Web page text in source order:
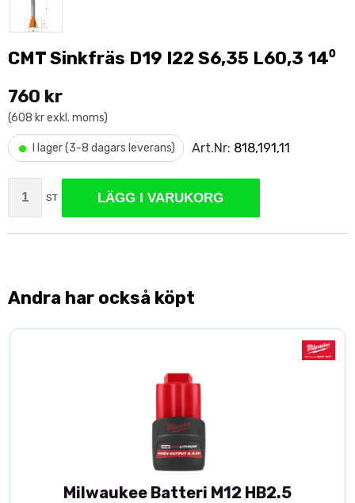
CMT Sinkfräs D19 I22 S6,35 L60,3 14⁰
760 kr
(608 kr exkl. moms)
• I lager (3-8 dagars leverans) Art.Nr: 818,191,11
ST LÄGG I VARUKORG
Andra har också köpt
Milwaukee Batteri M12 HB2.5